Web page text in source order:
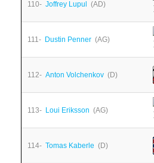
110- Joffrey Lupul (AD)
111- Dustin Penner (AG)
112- Anton Volchenkov (D)
113- Loui Eriksson (AG)
114- Tomas Kaberle (D)